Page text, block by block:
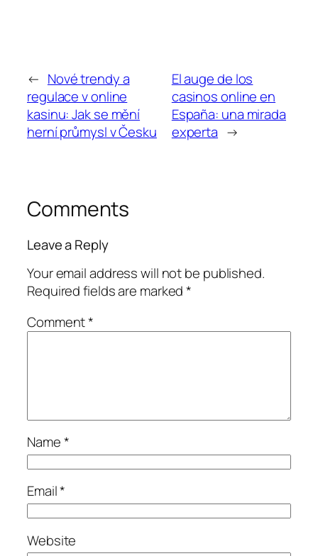
← Nové trendy a
regulace v online
kasinu: Jak se mění
herní průmysl v Česku
El auge de los
casinos online en
España: una mirada
experta →
Comments
Leave a Reply
Your email address will not be published.
Required fields are marked*
Comment*
Name*
Email*
Website